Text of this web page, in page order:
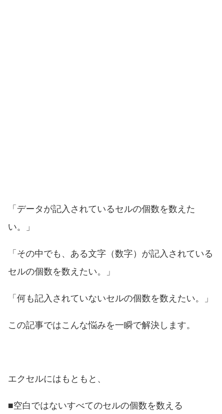
「データが記入されているセルの個数を数えた
い。」
「その中でも、ある文字（数字）が記入されている
セルの個数を数えたい。」
「何も記入されていないセルの個数を数えたい。」
この記事ではこんな悩みを一瞬で解決します。
エクセルにはもともと、
■空白ではないすべてのセルの個数を数える